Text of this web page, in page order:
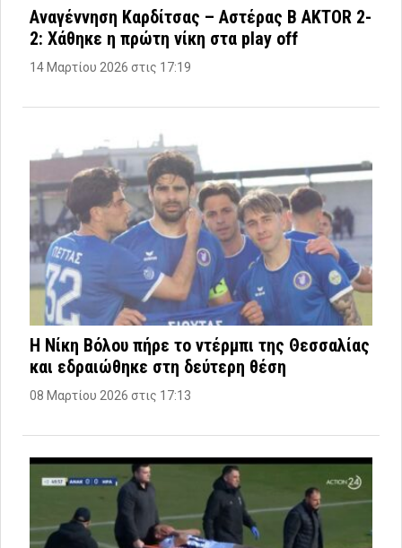
Αναγέννηση Καρδίτσας – Αστέρας B AKTOR 2-
2: Χάθηκε η πρώτη νίκη στα play off
14 Μαρτίου 2026 στις 17:19
Η Νίκη Βόλου πήρε το ντέρμπι της Θεσσαλίας
και εδραιώθηκε στη δεύτερη θέση
08 Μαρτίου 2026 στις 17:13